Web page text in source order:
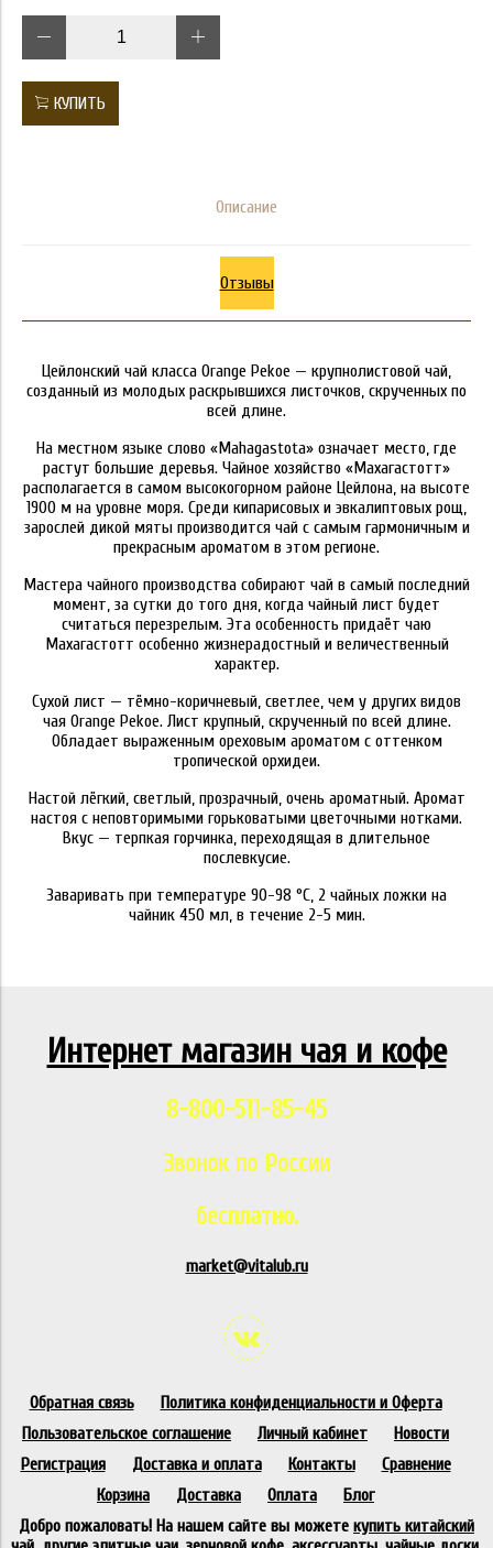
КУПИТЬ
Описание
Отзывы
Цейлонский чай класса Orange Pekoe — крупнолистовой чай,
созданный из молодых раскрывшихся листочков, скрученных по
всей длине.
На местном языке слово «Mahagastotа» означает место, где
растут большие деревья. Чайное хозяйство «Махагастотт»
располагается в самом высокогорном районе Цейлона, на высоте
1900 м на уровне моря. Среди кипарисовых и эвкалиптовых рощ,
зарослей дикой мяты производится чай с самым гармоничным и
прекрасным ароматом в этом регионе.
Мастера чайного производства собирают чай в самый последний
момент, за сутки до того дня, когда чайный лист будет
считаться перезрелым. Эта особенность придаёт чаю
Махагастотт особенно жизнерадостный и величественный
характер.
Сухой лист — тёмно-коричневый, светлее, чем у других видов
чая Orange Pekoe. Лист крупный, скрученный по всей длине.
Обладает выраженным ореховым ароматом с оттенком
тропической орхидеи.
Настой лёгкий, светлый, прозрачный, очень ароматный. Аромат
настоя с неповторимыми горьковатыми цветочными нотками.
Вкус — терпкая горчинка, переходящая в длительное
послевкусие.
Заваривать при температуре 90-98 °C, 2 чайных ложки на
чайник 450 мл, в течение 2-5 мин.
Интернет магазин чая и кофе
8-800-511-85-45
Звонок по России
бесплатно.
market@vitalub.ru
Обратная связь
Политика конфиденциальности и Оферта
Пользовательское соглашение
Личный кабинет
Новости
Регистрация
Доставка и оплата Контакты
Сравнение
Корзина
Доставка Оплата
Блог
Добро пожаловать! На нашем сайте вы можете купить китайский